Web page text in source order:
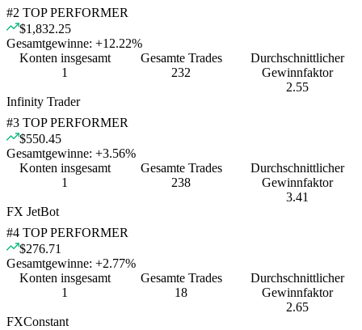
#2 TOP PERFORMER
$1,832.25
Gesamtgewinne: +12.22%
Konten insgesamt
1
Gesamte Trades
232
Durchschnittlicher
Gewinnfaktor
2.55
Infinity Trader
#3 TOP PERFORMER
$550.45
Gesamtgewinne: +3.56%
Konten insgesamt
1
Gesamte Trades
238
Durchschnittlicher
Gewinnfaktor
3.41
FX JetBot
#4 TOP PERFORMER
$276.71
Gesamtgewinne: +2.77%
Konten insgesamt
1
Gesamte Trades
18
Durchschnittlicher
Gewinnfaktor
2.65
FXConstant